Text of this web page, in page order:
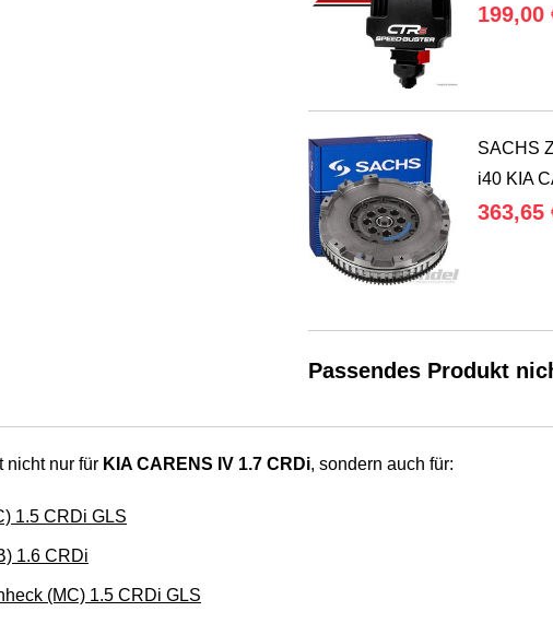
199,00
SACHS
i40 KIA
363,65
Passendes Produkt
nicht nur für KIA CARENS IV 1.7 CRDi, sondern auch für:
1.5 CRDi GLS
1.6 CRDi
(MC) 1.5 CRDi GLS